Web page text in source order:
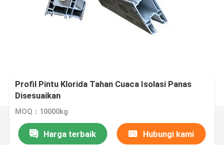
Profil Pintu Klorida Tahan Cuaca Isolasi Panas
Disesuaikan
MOQ：10000kg
Harga terbaik Hubungi kami